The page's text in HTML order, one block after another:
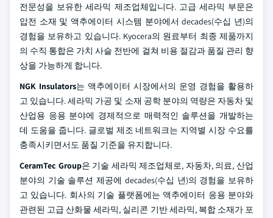
전문성을 보유한 세라믹 제조업체입니다. 고급 세라믹 부문은
압전 소재 및 액추에이터 시스템 분야에서 decades(수십 년)의
경험을 보유하고 있습니다. Kyocera의 원료부터 최종 제품까지
의 수직 통합은 가치 사슬 전반에 걸쳐 비용 절감과 품질 관리 향
상을 가능하게 합니다.
NGK Insulators는 액추에이터 시장에서의 운영 경험을 활용하
고 있습니다. 세라믹 가공 및 소재 공학 분야의 역량은 자동차 및
산업용 응용 분야에 경제적으로 매력적인 솔루션을 개발하는
데 도움을 줍니다. 글로벌 제조 네트워크는 지역별 시장 수요를
충족시키면서도 품질 기준을 유지합니다.
CeramTec Group은 기술 세라믹 제조업체로, 자동차, 의료, 산업
분야의 기술 솔루션 제공에 decades(수십 년)의 경험을 보유하
고 있습니다. 회사의 기술 플랫폼에는 액추에이터 응용 분야와
관련된 고급 산화물 세라믹, 실리콘 기반 세라믹, 복합 소재가 포